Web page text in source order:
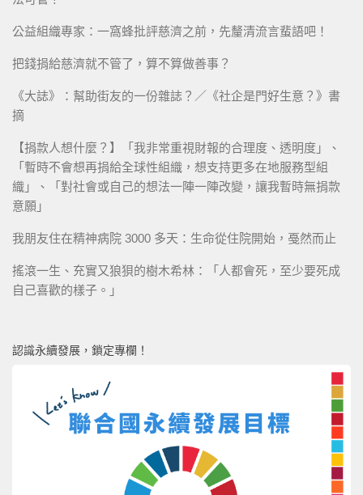
公益組織專家：一窩蜂批評慈濟之前，先釐清流言蜚語吧！
把錢捐給慈濟就不管了，算不算做善事？
《大誌》：幫助街友的一份雜誌？／《社企是門好生意？》書
摘
【捐款人想什麼？】「我非常重視財報的合理度、透明度」、
「暫時不會想再捐給全球性組織，想支持更多在地服務型組
織」、「對社會或自己的想法一陣一陣改變，讓我暫時無捐款
意願」
我朋友住在精神病院 3000 多天：生命從住院開始，戞然而止
搖滾一生、充實又狼狽的樹木希林：「人都會死，至少要死成
自己喜歡的樣子。」
認識永續發展，鎖定專欄！